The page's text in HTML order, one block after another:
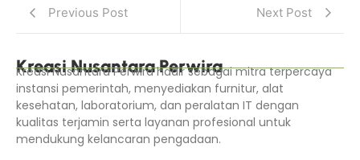
Previous Post Next Post
Kreasi Nusantara Perwira
Kreasi Nusantara Perwira hadir sebagai mitra terpercaya
instansi pemerintah, menyediakan furnitur, alat
kesehatan, laboratorium, dan peralatan IT dengan
kualitas terjamin serta layanan profesional untuk
mendukung kelancaran pengadaan.